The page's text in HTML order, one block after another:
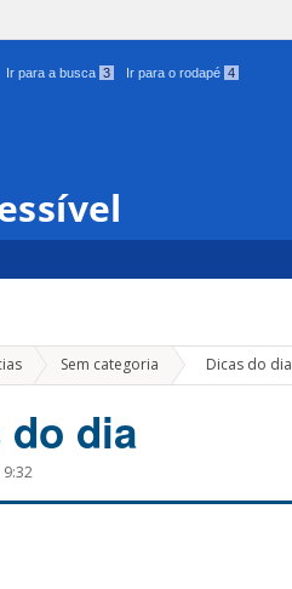
Ir para a busca 3 Ir para o rodapé 4
Sem categoria » Dicas do dia
do dia